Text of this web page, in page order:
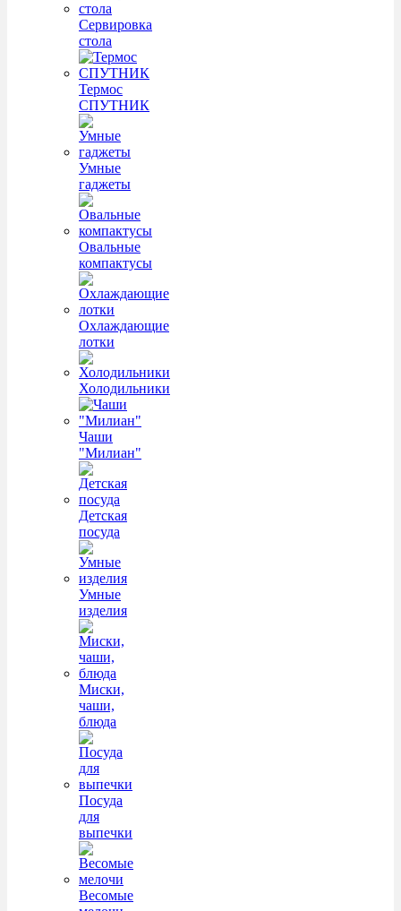
Сервировка
стола
Термос
СПУТНИК
Умные
гаджеты
Овальные
компактусы
Охлаждающие
лотки
Холодильники
Чаши
"Милиан"
Детская
посуда
Умные
изделия
Миски,
чаши,
блюда
Посуда
для
выпечки
Весомые